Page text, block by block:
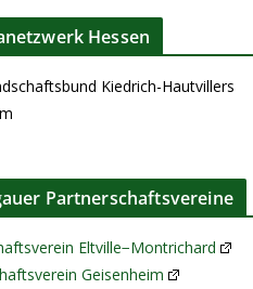
Hessen
Kiedrich-Hautvillers
Partnerschaftsvereine
Eltville−Montrichard
Geisenheim